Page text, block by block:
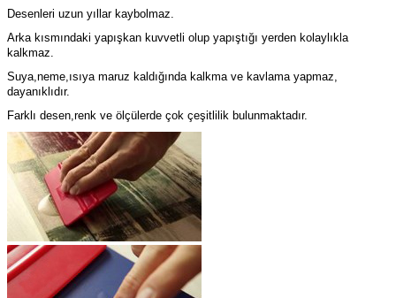
Desenleri uzun yıllar kaybolmaz.
Arka kısmındaki yapışkan kuvvetli olup yapıştığı yerden kolaylıkla
kalkmaz.
Suya,neme,ısıya maruz kaldığında kalkma ve kavlama yapmaz,
dayanıklıdır.
Farklı desen,renk ve ölçülerde çok çeşitlilik bulunmaktadır.